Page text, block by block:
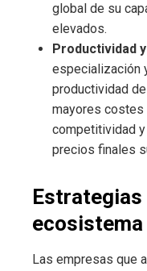
global de su
elevados.
Productividad
especialización
productividad
mayores costes
competitividad
precios finales
Las empresas que